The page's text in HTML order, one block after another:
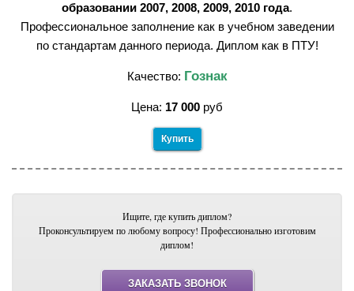
образовании 2007, 2008, 2009, 2010 года.
Профессиональное заполнение как в учебном заведении
по стандартам данного периода. Диплом как в ПТУ!
Качество: Гознак
Цена: 17 000 руб
Купить
Ищите, где купить диплом?
Проконсультируем по любому вопросу! Профессионально изготовим
диплом!
ЗАКАЗАТЬ ЗВОНОК